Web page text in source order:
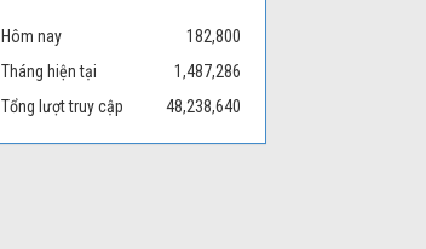
Hôm nay
182,800
Tháng hiện tại
1,487,286
Tổng lượt truy cập
48,238,640